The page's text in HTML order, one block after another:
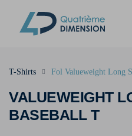
VALUEWEIGHT
BASEBALL T
T-Shirts Fol Valueweight Long